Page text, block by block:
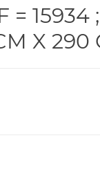
= 15934 ;
X 290